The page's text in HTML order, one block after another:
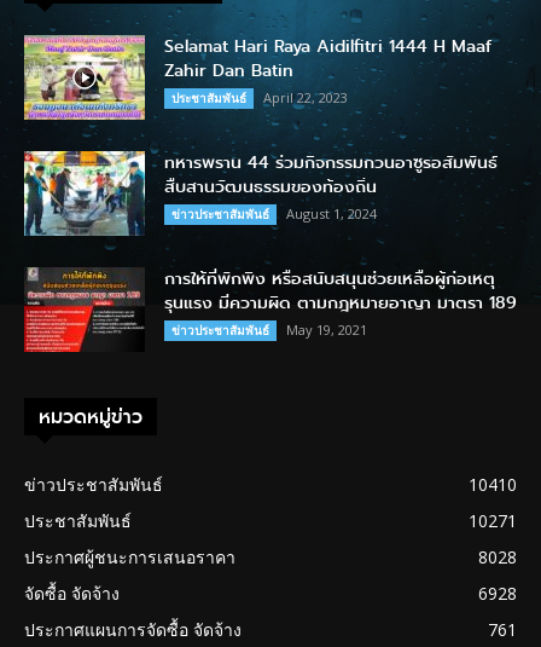
Selamat Hari Raya Aidilfitri 1444 H Maaf
Zahir Dan Batin
ประชาสัมพันธ์ April 22, 2023
ทหารพราน 44 ร่วมกิจกรรมกวนอาซูรอสัมพันธ์
สืบสานวัฒนธรรมของท้องถิ่น
ข่าวประชาสัมพันธ์ August 1, 2024
การให้ที่พักพิง หรือสนับสนุนช่วยเหลือผู้ก่อเหตุ
รุนแรง มีความผิด ตามกฎหมายอาญา มาตรา 189
ข่าวประชาสัมพันธ์ May 19, 2021
หมวดหมู่ข่าว
ข่าวประชาสัมพันธ์
10410
ประชาสัมพันธ์
10271
ประกาศผู้ชนะการเสนอราคา
8028
จัดซื้อ จัดจ้าง
6928
ประกาศแผนการจัดซื้อ จัดจ้าง
761